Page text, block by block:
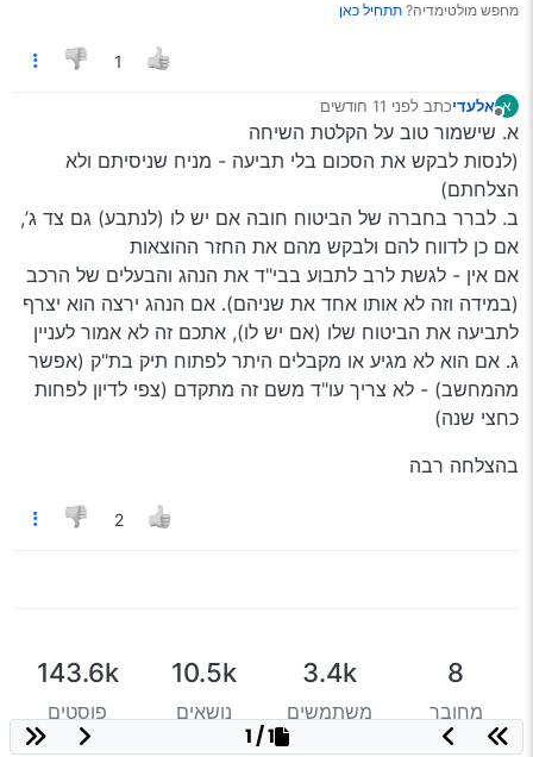
מחפש מולטימדיה? תתחיל כאן
1
א
מנותק
אלעדיכתב לפני 11 חודשים
נערך לאחרונה על ידי
א. שישמור טוב על הקלטת השיחה
(לנסות לבקש את הסכום בלי תביעה - מניח שניסיתם ולא
הצלחתם)
ב. לברר בחברה של הביטוח חובה אם יש לו (לנתבע) גם צד ג’,
אם כן לדווח להם ולבקש מהם את החזר ההוצאות
אם אין - לגשת לרב לתבוע בבי"ד את הנהג והבעלים של הרכב
(במידה וזה לא אותו אחד את שניהם). אם הנהג ירצה הוא יצרף
לתביעה את הביטוח שלו (אם יש לו), אתכם זה לא אמור לעניין
ג. אם הוא לא מגיע או מקבלים היתר לפתוח תיק בת"ק (אפשר
מהמחשב) - לא צריך עו"ד משם זה מתקדם (צפי לדיון לפחות
כחצי שנה)
בהצלחה רבה
2
8
מחובר
3.4k
משתמשים
10.5k
נושאים
143.6k
פוסטים
1 / 1